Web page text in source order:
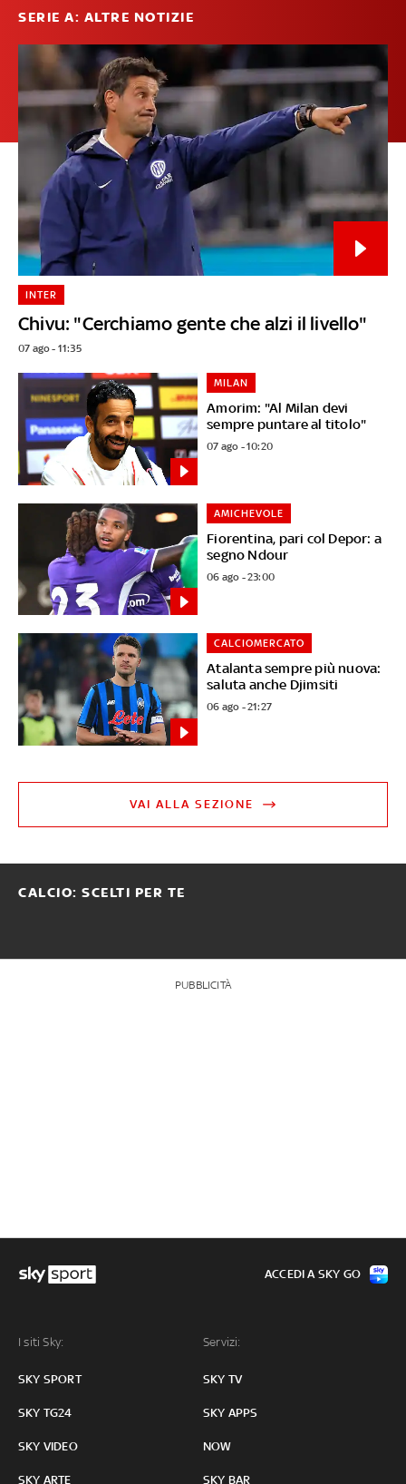
SERIE A: ALTRE NOTIZIE
Chivu: "Cerchiamo gente che alzi il livello"
INTER
07 ago - 11:35
Amorim: "Al Milan devi
sempre puntare al titolo"
MILAN
07 ago - 10:20
Fiorentina, pari col Depor: a
segno Ndour
AMICHEVOLE
06 ago - 23:00
Atalanta sempre più nuova:
saluta anche Djimsiti
CALCIOMERCATO
06 ago - 21:27
VAI ALLA SEZIONE
CALCIO: SCELTI PER TE
PUBBLICITÀ
I siti Sky:
SKY SPORT
SKY TG24
SKY VIDEO
SKY ARTE
Servizi:
SKY TV
SKY APPS
NOW
SKY BAR
ACCEDI A SKY GO